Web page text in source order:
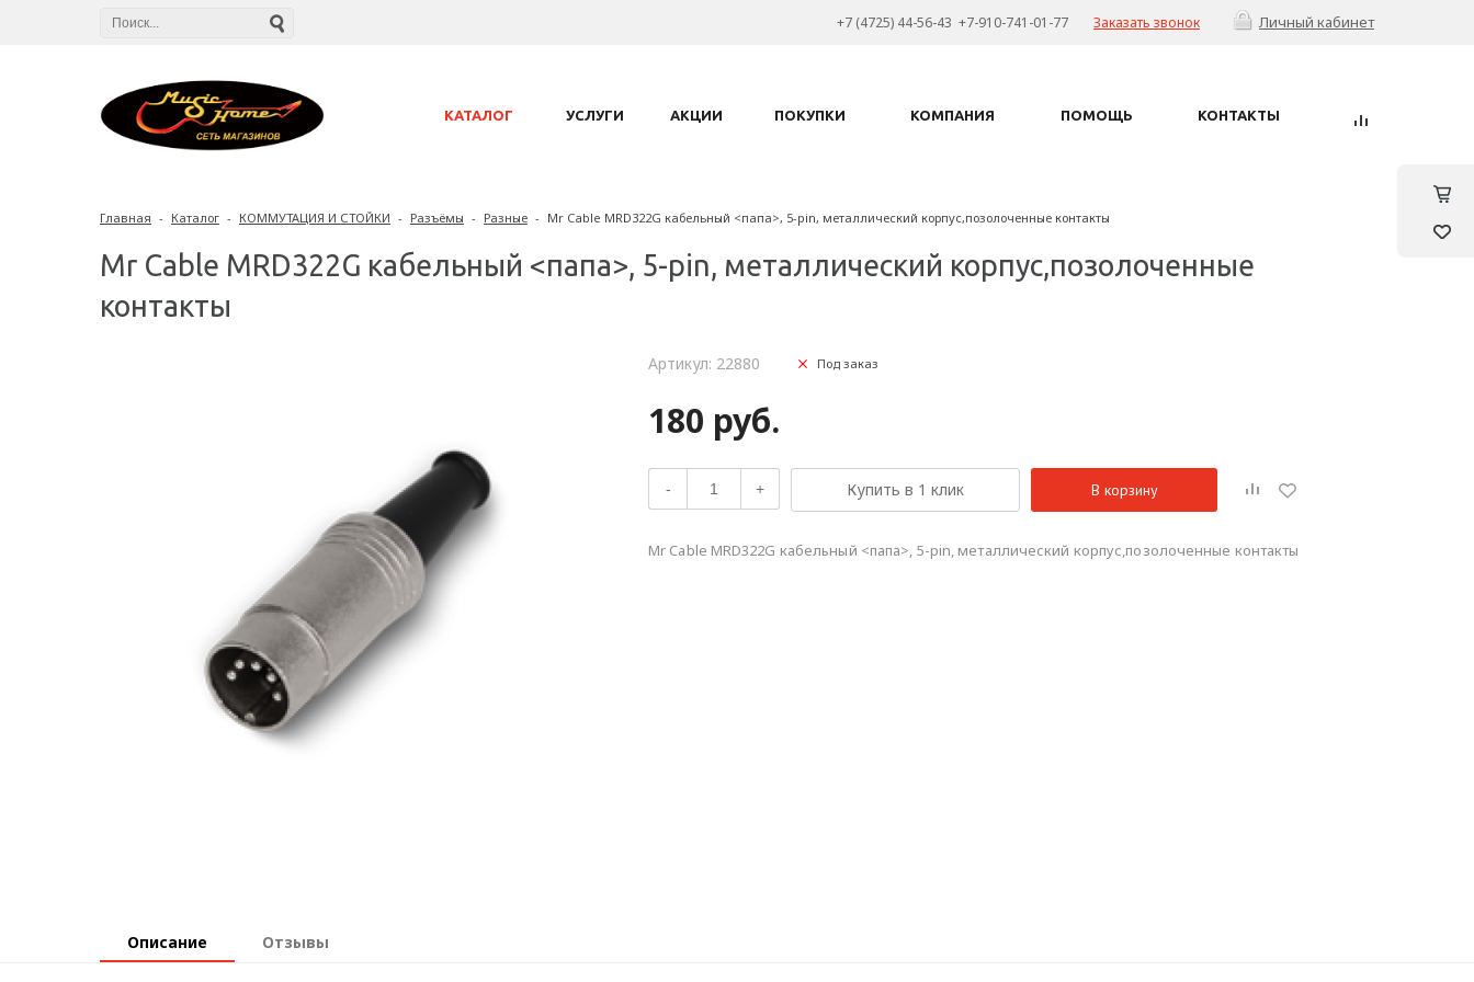
Личный кабинет
+7 (4725) 44-56-43 +7-910-741-01-77 Заказать звонок
КАТАЛОГ УСЛУГИ АКЦИИ ПОКУПКИ КОМПАНИЯ ПОМОЩЬ КОНТАКТЫ
Главная - Каталог - КОММУТАЦИЯ И СТОЙКИ - Разъёмы - Разные - Mr Cable MRD322G кабельный <папа>, 5-pin, металлический корпус,позолоченные контакты
Mr Cable MRD322G кабельный <папа>, 5-pin, металлический корпус,позолоченные
контакты
Артикул: 22880 Под заказ
180 руб.
- + Купить в 1 клик В корзину
Mr Cable MRD322G кабельный <папа>, 5-pin, металлический корпус,позолоченные контакты
Описание Отзывы